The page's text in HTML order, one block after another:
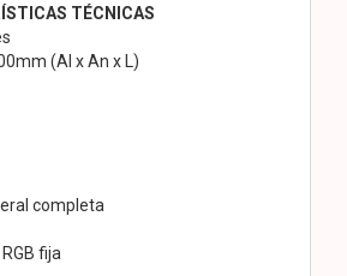
TÉCNICAS
(Al x An x L)
completa
fija